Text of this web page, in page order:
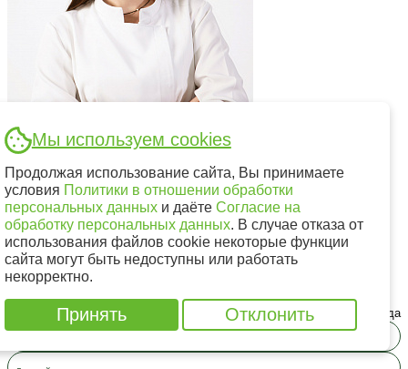
Кондратьева Ирина Сергеевна
Врач стоматолог-имплантолог, Врач стоматолог-терапевт, Врач
стоматолог-терапевт детский, Врач стоматолог-хирург, Врач
стоматолог-хирург детский
Стаж работы: с 2011 года
Мы используем cookies
Продолжая использование сайта, Вы принимаете
условия Политики в отношении обработки
персональных данныхи даёте Согласие на
обработку персональных данных. В случае отказа от
использования файлов cookie некоторые функции
сайта могут быть недоступны или работать
некорректно.
Принять Отклонить